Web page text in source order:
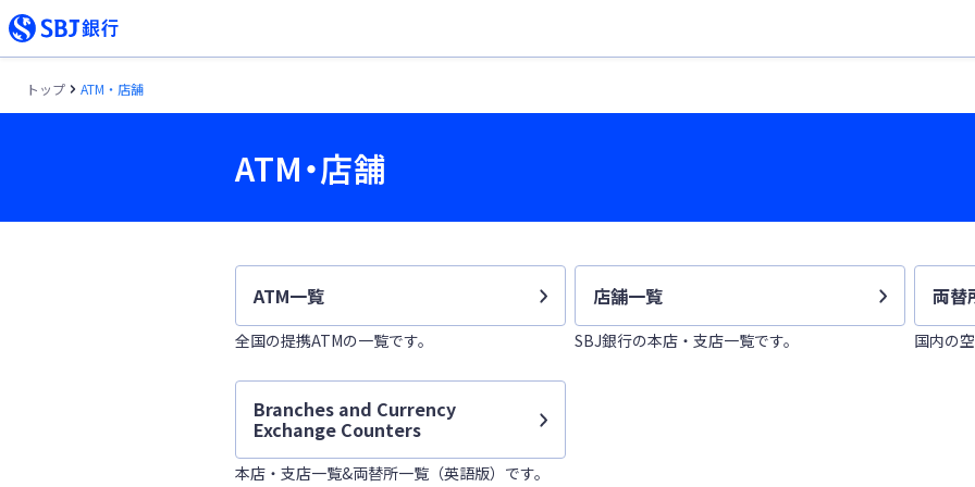
トップ ATM・店舗
ATM・店舗
ATM一覧
全国の提携ATMの一覧です。
店舗一覧
SBJ銀行の本店・支店一覧です。
両替
国内の
Branches and Currency
Exchange Counters
本店・支店一覧&両替所一覧（英語版）です。